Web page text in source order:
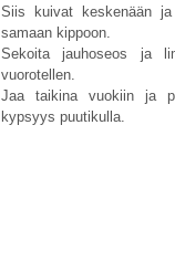
Siis kuivat keskenään
samaan kippoon.
Sekoita jauhoseos ja
vuorotellen.
Jaa taikina vuokiin ja
kypsyys puutikulla.